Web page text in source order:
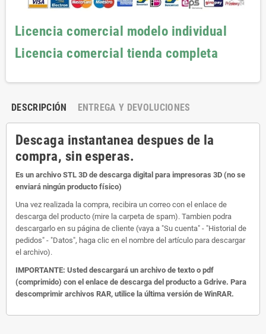
Licencia comercial modelo individual
Licencia comercial tienda completa
DESCRIPCIÓN ENTREGA Y DEVOLUCIONES
Descaga instantanea despues de la
compra, sin esperas.
Es un archivo STL 3D de descarga digital para impresoras 3D (no se
enviará ningún producto físico)
Una vez realizada la compra, recibira un correo con el enlace de
descarga del producto (mire la carpeta de spam). Tambien podra
descargarlo en su página de cliente (vaya a "Su cuenta" - "Historial de
pedidos" - "Datos", haga clic en el nombre del artículo para descargar
el archivo).
IMPORTANTE: Usted descargará un archivo de texto o pdf
(comprimido) con el enlace de descarga del producto a Gdrive. Para
descomprimir archivos RAR, utilice la última versión de WinRAR.